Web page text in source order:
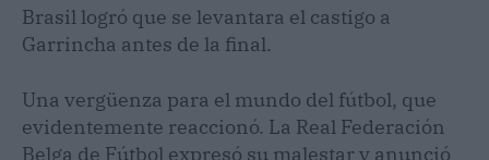
Brasil logró que se levantara el castigo a
Garrincha antes de la final.
Una vergüenza para el mundo del fútbol, que
evidentemente reaccionó. La Real Federación
Belga de Fútbol expresó su malestar y anunció